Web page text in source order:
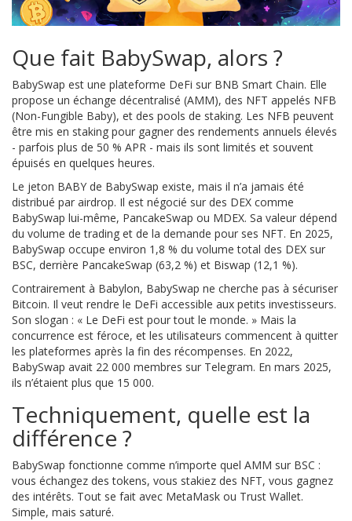
Que fait BabySwap, alors ?
BabySwap est une plateforme DeFi sur BNB Smart Chain. Elle
propose un échange décentralisé (AMM), des NFT appelés NFB
(Non-Fungible Baby), et des pools de staking. Les NFB peuvent
être mis en staking pour gagner des rendements annuels élevés
- parfois plus de 50 % APR - mais ils sont limités et souvent
épuisés en quelques heures.
Le jeton BABY de BabySwap existe, mais il n’a jamais été
distribué par airdrop. Il est négocié sur des DEX comme
BabySwap lui-même, PancakeSwap ou MDEX. Sa valeur dépend
du volume de trading et de la demande pour ses NFT. En 2025,
BabySwap occupe environ 1,8 % du volume total des DEX sur
BSC, derrière PancakeSwap (63,2 %) et Biswap (12,1 %).
Contrairement à Babylon, BabySwap ne cherche pas à sécuriser
Bitcoin. Il veut rendre le DeFi accessible aux petits investisseurs.
Son slogan : « Le DeFi est pour tout le monde. » Mais la
concurrence est féroce, et les utilisateurs commencent à quitter
les plateformes après la fin des récompenses. En 2022,
BabySwap avait 22 000 membres sur Telegram. En mars 2025,
ils n’étaient plus que 15 000.
Techniquement, quelle est la
différence ?
BabySwap fonctionne comme n’importe quel AMM sur BSC :
vous échangez des tokens, vous stakiez des NFT, vous gagnez
des intérêts. Tout se fait avec MetaMask ou Trust Wallet.
Simple, mais saturé.